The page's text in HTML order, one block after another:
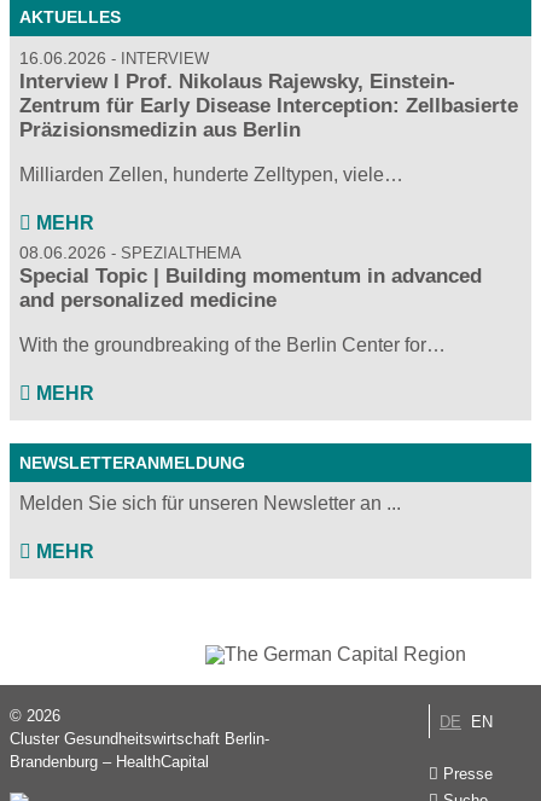
AKTUELLES
16.06.2026 INTERVIEW
Interview I Prof. Nikolaus Rajewsky, Einstein-
Zentrum für Early Disease Interception: Zellbasierte
Präzisionsmedizin aus Berlin
Milliarden Zellen, hunderte Zelltypen, viele…
MEHR
08.06.2026 SPEZIALTHEMA
Special Topic | Building momentum in advanced
and personalized medicine
With the groundbreaking of the Berlin Center for…
MEHR
NEWSLETTERANMELDUNG
Melden Sie sich für unseren Newsletter an ...
MEHR
DE EN
Presse
© 2026
Cluster Gesundheitswirtschaft Berlin-
Brandenburg – HealthCapital